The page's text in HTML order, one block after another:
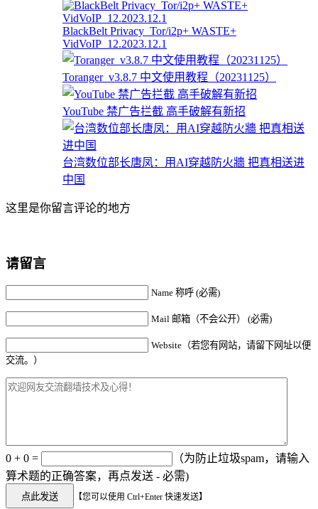
BlackBelt Privacy_Tor/i2p+ WASTE+
VidVoIP_12.2023.12.1
Toranger_v3.8.7 中文使用教程（20231125）
YouTube 禁广告拦截 高手破解有新招
台湾数位部长唐凤：用AI穿越防火牆 把真相送进
中国
这里是你留言评论的地方
请留言
Name 称呼 (必需)
Mail 邮箱（不会公开） (必需)
Website（若您有网站，请留下网址以便
交流。）
0 + 0 =
（为防止垃圾spam，请输入
算术题的正确答案，再点发送 - 必需)
【您可以使用 Ctrl+Enter 快速发送】